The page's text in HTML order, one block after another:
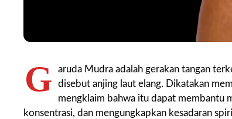
G aruda Mudra adalah gerakan tangan
disebut anjing laut elang. Dikatakan
mengklaim bahwa itu dapat membantu
konsentrasi, dan mengungkapkan kesadaran